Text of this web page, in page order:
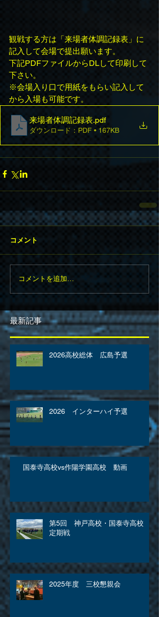
観戦する方は「来場者体調記録表」に
記入して会場で提出願います。
下記PDFファイルからDLして印刷して
下さい。
※会場入り口で用紙をもらい記入して
から入場も可能です。
来場者体調記録表.pdf
ダウンロード：PDF • 167KB
コメント
コメントを追加…
最新記事
2026高校総体 広島予選
2026 インターハイ予選
国泰寺高校vs作陽学園高校 動画
第5回 神戸高校・国泰寺高校
定期戦
2025年度 三校懇親会